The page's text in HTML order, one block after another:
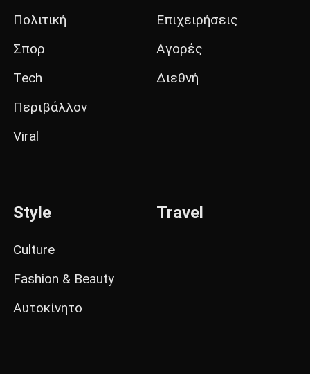
Πολιτική
Σπορ
Tech
Περιβάλλον
Viral
Επιχειρήσεις
Αγορές
Διεθνή
Style
Culture
Fashion & Beauty
Αυτοκίνητο
Travel